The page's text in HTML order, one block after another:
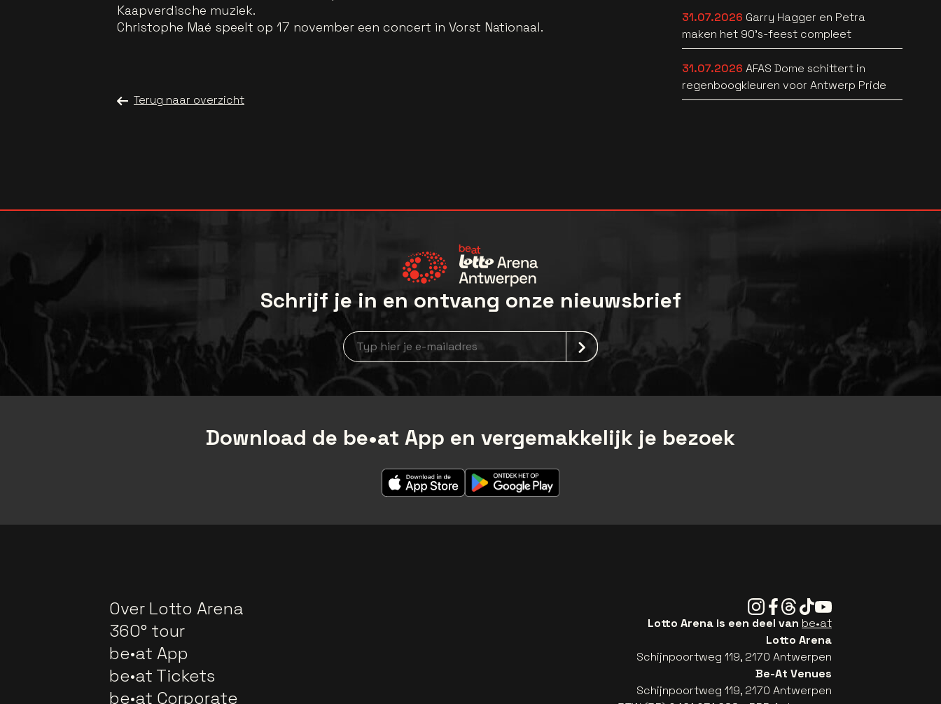
Kaapverdische muziek.
Christophe Maé speelt op 17 november een concert in Vorst Nationaal.
Terug naar overzicht
31.07.2026 Garry Hagger en Petra
maken het 90’s-feest compleet
31.07.2026 AFAS Dome schittert in
regenboogkleuren voor Antwerp Pride
Schrijf je in en ontvang onze nieuwsbrief
Nieuwsbrief aanmelding
Download de be•at App en vergemakkelijk je bezoek
Over Lotto Arena
360° tour
be•at App
be•at Tickets
be•at Corporate
Instagram
Facebook
Threads
TiktokYoutube
Lotto Arena is een deel van be•at
Lotto Arena
Schijnpoortweg 119, 2170 Antwerpen
Be-At Venues
Schijnpoortweg 119, 2170 Antwerpen